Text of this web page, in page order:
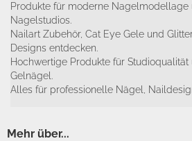
Produkte für moderne Nagelmodellage
Nagelstudios.
Nailart Zubehör, Cat Eye Gele und
Designs entdecken.
Hochwertige Produkte für
Gelnägel.
Alles für professionelle Nägel,
Mehr über...